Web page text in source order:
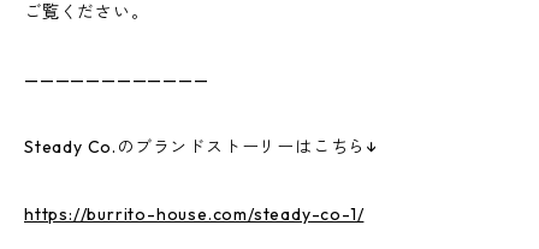
ご覧ください。
————————————
Steady Co.のブランドストーリーはこちら↓
https://burrito-house.com/steady-co-1/